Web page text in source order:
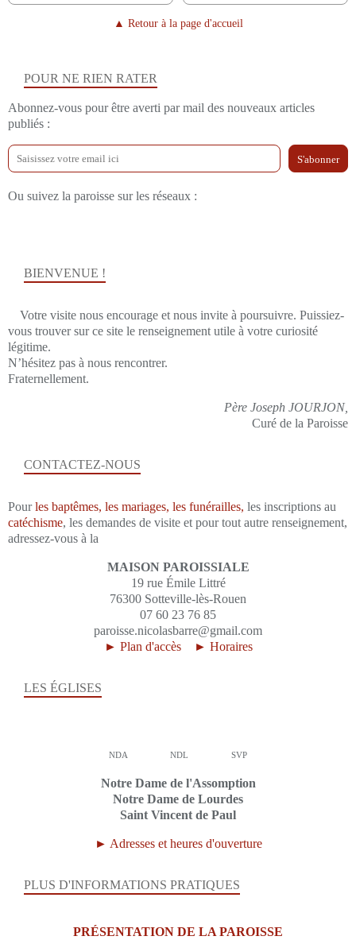
▲ Retour à la page d'accueil
POUR NE RIEN RATER
Abonnez-vous pour être averti par mail des nouveaux articles
publiés :
Ou suivez la paroisse sur les réseaux :
BIENVENUE !
Votre visite nous encourage et nous invite à poursuivre. Puissiez-
vous trouver sur ce site le renseignement utile à votre curiosité
légitime.
N’hésitez pas à nous rencontrer.
Fraternellement.
Père Joseph JOURJON,
Curé de la Paroisse
CONTACTEZ-NOUS
Pourles baptêmes, les mariages, les funérailles, les inscriptions au
catéchisme, les demandes de visite et pour tout autre renseignement,
adressez-vous à la
MAISON PAROISSIALE
19 rue Émile Littré
76300 Sotteville-lès-Rouen
07 60 23 76 85
paroisse.nicolasbarre@gmail.com
► Plan d'accès
► Horaires
LES ÉGLISES
NDA NDL SVP
Notre Dame de l'Assomption
Notre Dame de Lourdes
Saint Vincent de Paul
► Adresses et heures d'ouverture
PLUS D'INFORMATIONS PRATIQUES
PRÉSENTATION DE LA PAROISSE